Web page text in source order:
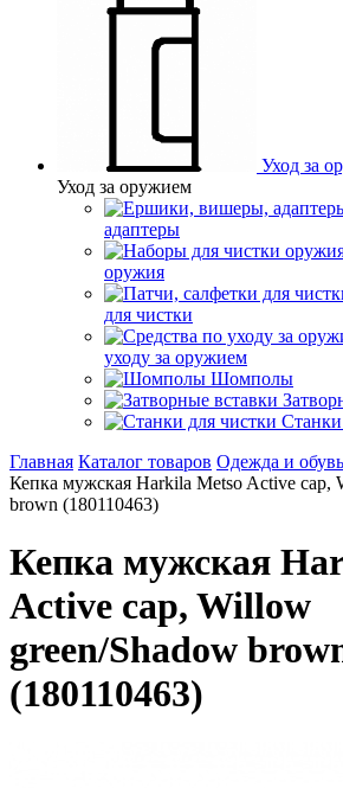
Уход за
Уход за оружием
адаптеры
оружия
для чистки
уходу за оружием
Шомполы
Станки
Главная Каталог товаров Одежда и обувь
Кепка мужская Harkila Metso Active cap,
brown (180110463)
Кепка мужская
Active cap, Willow
green/Shadow
(180110463)